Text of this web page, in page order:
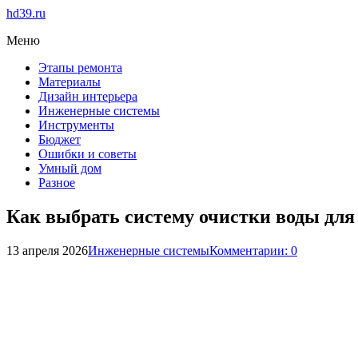
hd39.ru
Меню
Этапы ремонта
Материалы
Дизайн интерьера
Инженерные системы
Инструменты
Бюджет
Ошибки и советы
Умный дом
Разное
Как выбрать систему очистки воды
13 апреля 2026Инженерные системыКомментарии: 0